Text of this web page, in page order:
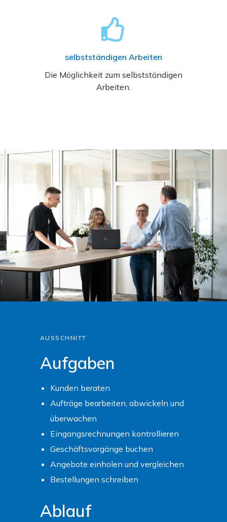
selbstständigen Arbeiten
Die Möglichkeit zum selbstständigen
Arbeiten.
AUSSCHNITT
Aufgaben
Kunden beraten
Aufträge bearbeiten, abwickeln und
überwachen
Eingangsrechnungen kontrollieren
Geschäftsvorgänge buchen
Angebote einholen und vergleichen
Bestellungen schreiben
Ablauf